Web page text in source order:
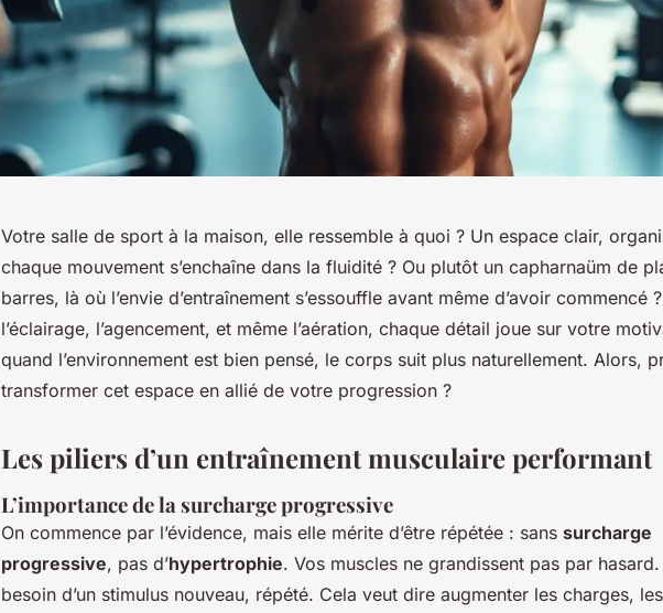
Votre salle de sport à la maison, elle ressemble à quoi ? Un espace clair,
chaque mouvement s’enchaîne dans la fluidité ? Ou plutôt un capharnaüm de
barres, là où l’envie d’entraînement s’essouffle avant même d’avoir commencé
l’éclairage, l’agencement, et même l’aération, chaque détail joue sur votre
quand l’environnement est bien pensé, le corps suit plus naturellement. Alors,
transformer cet espace en allié de votre progression ?
Les piliers d’un entraînement musculaire performant
L’importance de la surcharge progressive
On commence par l’évidence, mais elle mérite d’être répétée : sans surcharge
progressive, pas d’hypertrophie. Vos muscles ne grandissent pas par
besoin d’un stimulus nouveau, répété. Cela veut dire augmenter les charges,